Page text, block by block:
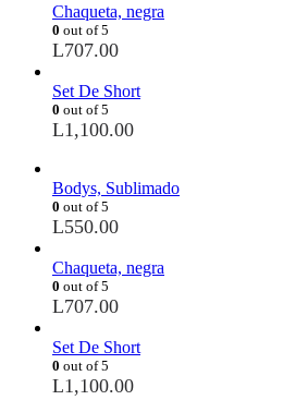
Chaqueta, negra
0 out of 5
L707.00
Set De Short
0 out of 5
L1,100.00
Bodys, Sublimado
0 out of 5
L550.00
Chaqueta, negra
0 out of 5
L707.00
Set De Short
0 out of 5
L1,100.00